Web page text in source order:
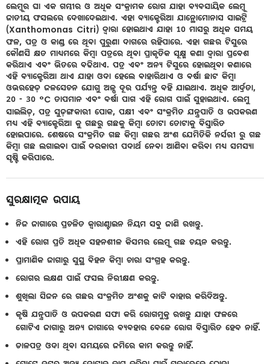
ଲେମ୍ବୁର ଘା ଏକ ଗମ୍ଭୀର ଓ ଅଧିକ ସଂକ୍ରାମକ ରୋଗ ଯାହା ବ୍ୟବସାୟିକ ଲେମ୍ବୁ
ଜାତୀୟ ଫସଲରେ ଦେଖାଦେଇଥାଏ. ଏହା ବ୍ୟାକ୍ଟେରିଆ ଯାନ୍ଥୋମୋନାସ ସାଇଟ୍ରି
(Xanthomonas Citri) ଦ୍ୱାରା ହୋଇଥାଏ ଯାହା 10 ମାସରୁ ଅଧିକ ସମୟ
ଫଳ, ପତ୍ର ଓ କାଣ୍ଡ ରେ ଥିବା ପୁରୁଣା ଦାଗରେ ରହିପାରେ. ଏହା ଗଛର ଟିସୁରେ
କୌଣସି କ୍ଷତ ମାଧ୍ୟମରେ କିମ୍ବା ପତ୍ରରେ ଥିବା ପ୍ରାକୃତିକ ସୂକ୍ଷ୍ମ କଣା ଦ୍ୱାରା ପ୍ରବେଶ
କରିଥାଏ ଏବଂ ଭିତରେ ବଢିଥାଏ. ପତ୍ର ଏବଂ ଅନ୍ୟ ଟିସୁରେ ହୋଇଥିବା କଣାରେ
ଏହି ବ୍ୟାକ୍ଟେରିଆ ଥାଏ ଯାହା ଓଦା ହେଲେ ବାହାରିଥାଏ ଓ ବର୍ଷା ଛାଟ କିମ୍ବା
ଓଭରହେଡ଼ ଜଳସେଚନ ଯୋଗୁ ଅଳ୍ପ ଦୂର ପର୍ଯ୍ୟନ୍ତ ବହି ଯାଇଥାଏ. ଅଧିକ ଆର୍ଦ୍ରତା,
20 - 30 °C ତାପମାନ ଏବଂ ବର୍ଷା ପାଗ ଏହି ରୋଗ ପାଇଁ ସୁହାଇଥାଏ. ଲେମୁ
ସାଇଲିଡ଼, ପତ୍ର ସୁଡ଼ଙ୍ଗକାରୀ ପୋକ, ପକ୍ଷୀ ଏବଂ ସଂକ୍ରମିତ ଯନ୍ତ୍ରପାତି ଓ ଉପକରଣ
ମଧ୍ୟ ଏହି ବ୍ୟାକ୍ଟେରିଆ କୁ ଗଛରୁ ଗଛକୁ କିମ୍ବା ତୋଟା ତୋଟାକୁ ବିସ୍ତାରିତ
ହୋଇପାରେ. ଶେଷରେ ସଂକ୍ରମିତ ଗଛ କିମ୍ବା ଗଛର ଅଂଶ ଯେମିତିକି ନର୍ସରୀ ରୁ ଗଛ
କିମ୍ବା ଗଛ ଲଗାଇବା ପାଇଁ ଦରକାରୀ ପଦାର୍ଥ ନେବା ଆଣିବା କରିବା ମଧ୍ୟ ସମସ୍ୟା
ସୃଷ୍ଟି କରିପାରେ.
ସୁରକ୍ଷାତ୍ମକ ଉପାୟ
ନିଜ ଜାଗାରେ ପ୍ରଚଳିତ କ୍ୱାରାଣ୍ଟାଇନ ନିୟମ ସବୁ ଜାଣି ରଖନ୍ତୁ.
ଏହି ରୋଗ ପ୍ରତି ଅଧିକ ସହନଶୀଳ କିସମର ଲେମ୍ବୁ ଗଛ ଚୟନ କରନ୍ତୁ.
ପ୍ରାମାଣିକ ଜାଗାରୁ ସୁସ୍ଥ ବିହନ କିମ୍ବା ଚାରା ସଂଗ୍ରହ କରନ୍ତୁ.
ରୋଗର ଲକ୍ଷଣ ପାଇଁ ଫସଲ ନିରୀକ୍ଷଣ କରନ୍ତୁ.
ଶୁଖିଲା ସିଜନ ରେ ଗଛର ସଂକ୍ରମିତ ଅଂଶକୁ କାଟି ବାହାର କରିଦିଅନ୍ତୁ.
କୃଷି ଯନ୍ତ୍ରପାତି ଓ ଉପକରଣ ସଫା କରି ରୋଗମୁକ୍ତ ରଖନ୍ତୁ ଯାହା ଫଳରେ
ଗୋଟିଏ ଜାଗାରୁ ଅନ୍ୟ ଜାଗାରେ ବ୍ୟବହାର ବେଳେ ରୋଗ ବିସ୍ତାରିତ ହେବ ନାହିଁ.
ଡାଳପତ୍ର ଓଦା ଥିବା ସମୟରେ ଜମିରେ କାମ କରନ୍ତୁ ନାହିଁ.